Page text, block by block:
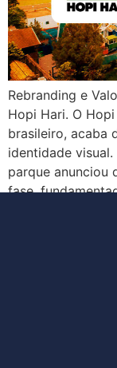
Rebranding e
Hopi Hari. O
brasileiro, acaba
identidade
parque anunciou
fase,